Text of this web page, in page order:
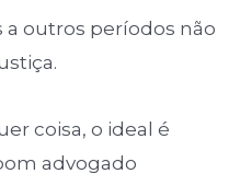
outros períodos não
coisa, o ideal é
advogado